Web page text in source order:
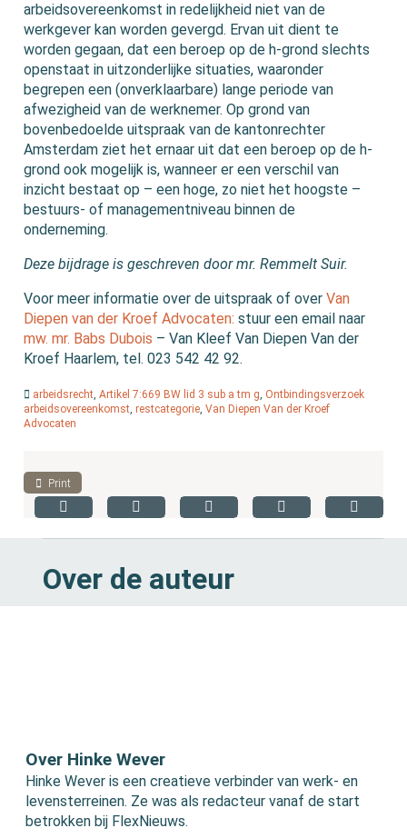
arbeidsovereenkomst in redelijkheid niet van de
werkgever kan worden gevergd. Ervan uit dient te
worden gegaan, dat een beroep op de h-grond slechts
openstaat in uitzonderlijke situaties, waaronder
begrepen een (onverklaarbare) lange periode van
afwezigheid van de werknemer. Op grond van
bovenbedoelde uitspraak van de kantonrechter
Amsterdam ziet het ernaar uit dat een beroep op de h-
grond ook mogelijk is, wanneer er een verschil van
inzicht bestaat op – een hoge, zo niet het hoogste –
bestuurs- of managementniveau binnen de
onderneming.
Deze bijdrage is geschreven door mr. Remmelt Suir.
Voor meer informatie over de uitspraak of overVan
Diepen van der Kroef Advocaten: stuur een email naar
mw. mr. Babs Dubois – Van Kleef Van Diepen Van der
Kroef Haarlem, tel. 023 542 42 92.
arbeidsrecht,Artikel 7:669 BW lid 3 sub a tm g, Ontbindingsverzoek
arbeidsovereenkomst,restcategorie,Van Diepen Van der Kroef
Advocaten
Print
Over de auteur
Over Hinke Wever
Hinke Wever is een creatieve verbinder van werk- en
levensterreinen. Ze was als redacteur vanaf de start
betrokken bij FlexNieuws.